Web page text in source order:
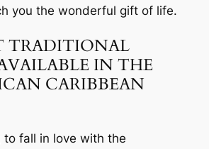
you the wonderful gift of life.
TRADITIONAL
IN THE
CARIBBEAN
to fall in love with the